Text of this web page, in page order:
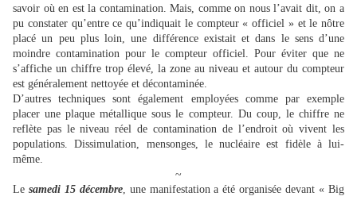
savoir où en est la contamination. Mais, comme on nous l’avait dit, on a
pu constater qu’entre ce qu’indiquait le compteur « officiel » et le nôtre
placé un peu plus loin, une différence existait et dans le sens d’une
moindre contamination pour le compteur officiel. Pour éviter que ne
s’affiche un chiffre trop élevé, la zone au niveau et autour du compteur
est généralement nettoyée et décontaminée.
D’autres techniques sont également employées comme par exemple
placer une plaque métallique sous le compteur. Du coup, le chiffre ne
reflète pas le niveau réel de contamination de l’endroit où vivent les
populations. Dissimulation, mensonges, le nucléaire est fidèle à lui-
même.
~
Le samedi 15 décembre, une manifestation a été organisée devant « Big